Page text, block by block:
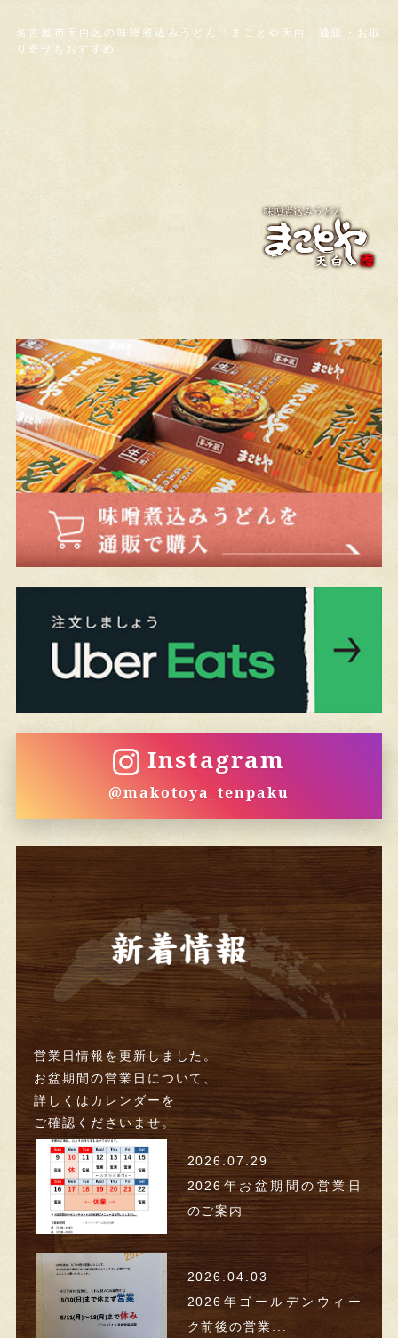
名古屋市天白区の味噌煮込みうどん「まことや天白」通販・お取
り寄せもおすすめ
Instagram
@makotoya_tenpaku
営業日情報を更新しました。
お盆期間の営業日について、
詳しくはカレンダーを
ご確認くださいませ。
2026.07.29
2026年お盆期間の営業日
のご案内
2026.04.03
2026年ゴールデンウィー
ク前後の営業...